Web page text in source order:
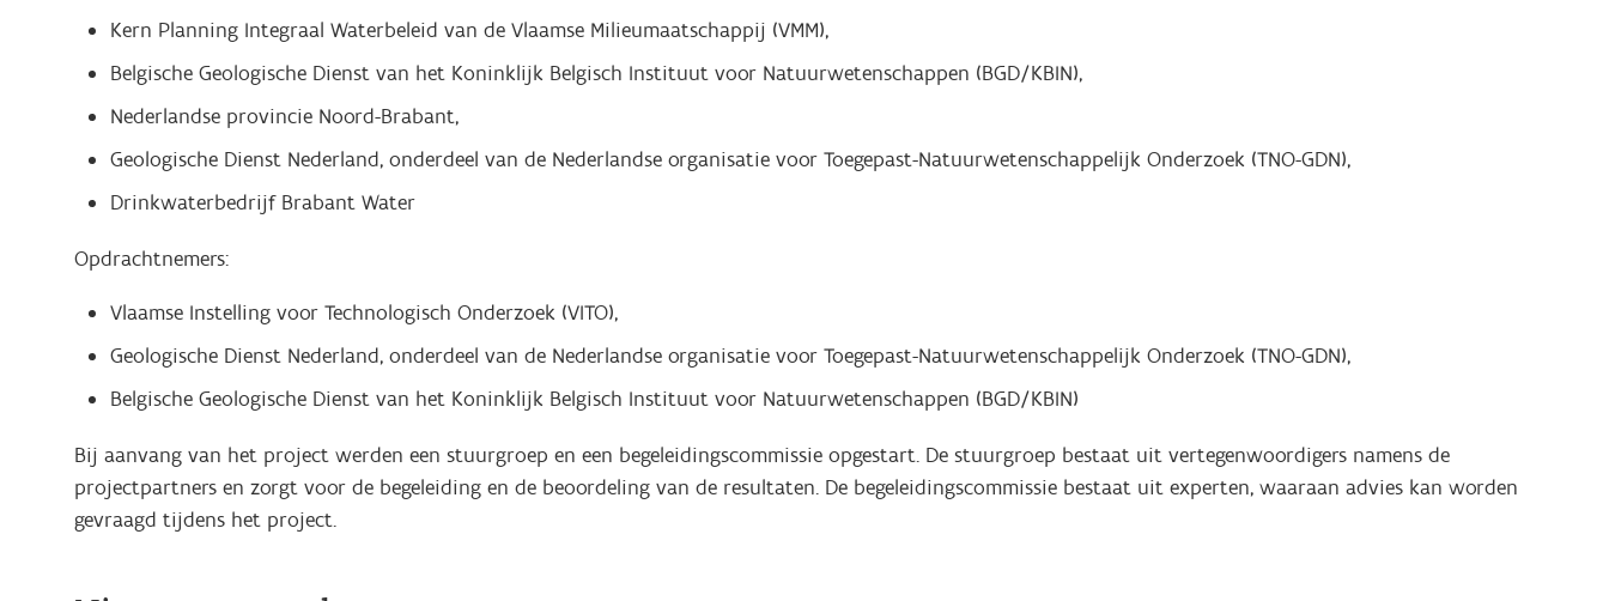
Kern Planning Integraal Waterbeleid van de Vlaamse Milieumaatschappij (VMM),
Belgische Geologische Dienst van het Koninklijk Belgisch Instituut voor Natuurwetenschappen (BGD/KBIN),
Nederlandse provincie Noord-Brabant,
Geologische Dienst Nederland, onderdeel van de Nederlandse organisatie voor Toegepast-Natuurwetenschappelijk Onderzoek (TNO-GDN),
Drinkwaterbedrijf Brabant Water
Opdrachtnemers:
Vlaamse Instelling voor Technologisch Onderzoek (VITO),
Geologische Dienst Nederland, onderdeel van de Nederlandse organisatie voor Toegepast-Natuurwetenschappelijk Onderzoek (TNO-GDN),
Belgische Geologische Dienst van het Koninklijk Belgisch Instituut voor Natuurwetenschappen (BGD/KBIN)
Bij aanvang van het project werden een stuurgroep en een begeleidingscommissie opgestart. De stuurgroep bestaat uit vertegenwoordigers namens de
projectpartners en zorgt voor de begeleiding en de beoordeling van de resultaten. De begeleidingscommissie bestaat uit experten, waaraan advies kan worden
gevraagd tijdens het project.